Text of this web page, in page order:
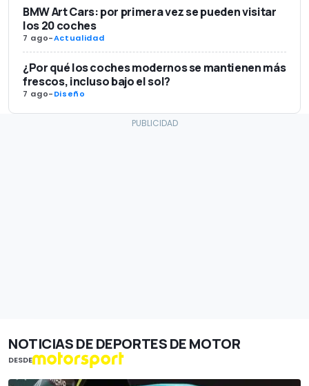
BMW Art Cars: por primera vez se pueden visitar
los 20 coches
7 ago-Actualidad
¿Por qué los coches modernos se mantienen más
frescos, incluso bajo el sol?
7 ago-Diseño
NOTICIAS DE DEPORTES DE MOTOR
DESDE